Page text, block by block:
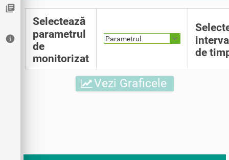
library_books
info
Selectează
parametrul
de
monitorizat
Parametrul
de
Vezi Graficele